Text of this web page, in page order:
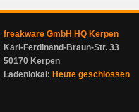
freakware GmbH HQ Kerpen
Karl-Ferdinand-Braun-Str. 33
50170 Kerpen
Ladenlokal: Heute geschlossen